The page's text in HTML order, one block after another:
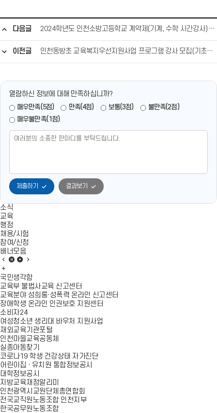
원
서.
h
w
p
로
원
서.
h
w
p
소
개
서.
h
w
바
소
개
서.
h
w
다음글 2024학년도 인천소방고등학교 계약제(기계, 수학 시간강사) 채용 공고문
이전글 인천동방초 교육복지우선지원사업 프로그램 강사 모집(기초학력) 재공고
열람하신 정보에 대해 만족하십니까?
매우만족(5점) 만족(4점) 보통(3점)
불만족(2점)
매우불만족(1점)
제출하기 결과보기
소식
교육
행정
채용/시험
참여/신청
배너모음
배
모
음
이
전
슬
라
이
드
배
모
음
정
지
배
모
음
재
생
모
음
다
음
라
이
드
너
모
음
더
보
기
국민생각함
교육부 불법사교육 신고센터
교육분야 성희롱·성폭력 온라인 신고센터
장애학생 온라인 인권보호 지원센터
소비자24
여성청소년 생리대 바우처 지원사업
재외교육기관포털
인천마을교육공동체
실종아동찾기
코로나19 학생 건강상태 자가진단
어린이집 · 유치원 통합정보공시
대학정보공시
지방교육재정알리미
인천광역시교원단체총연합회
전국교직원노동조합 인천지부
한국공무원노동조합